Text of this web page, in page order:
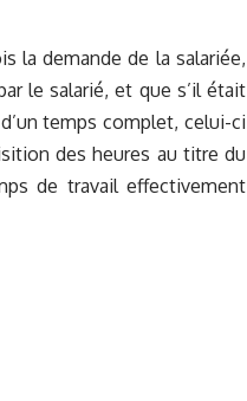
la demande de la salariée,
le salarié, et que s’il était
temps complet, celui-ci
des heures au titre du
de travail effectivement